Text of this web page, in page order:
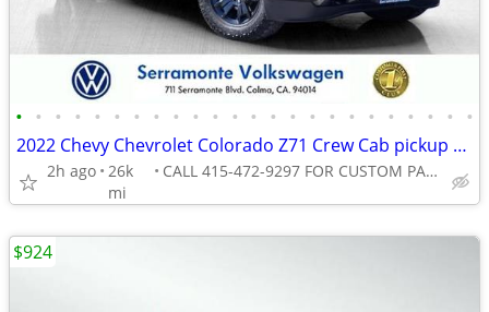
• • • • • • • • • • • • • • • • • • • • • • • •
2022 Chevy Chevrolet Colorado Z71 Crew Cab pickup Black
2h ago 26k
mi
CALL 415-472-9297 FOR CUSTOM PAYMENT
$924